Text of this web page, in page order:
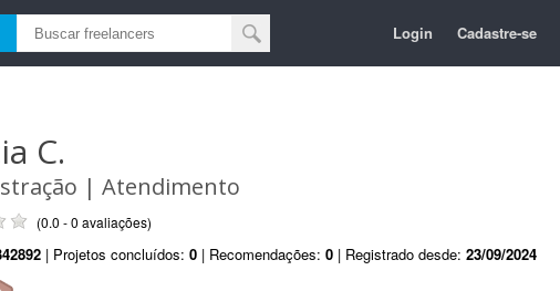
Login Cadastre-se
C.
| Atendimento
(0.0 - 0 avaliações)
| Projetos concluídos: 0 | Recomendações: 0 | Registrado desde: 23/09/2024